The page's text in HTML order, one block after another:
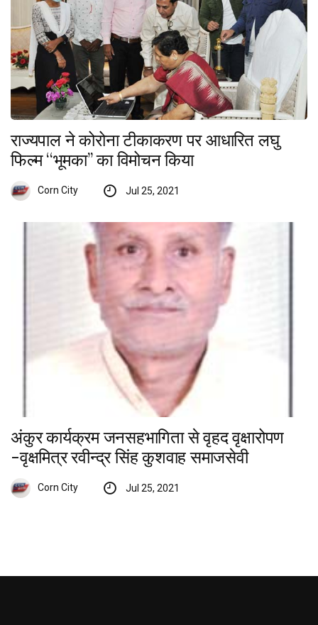
राज्यपाल ने कोरोना टीकाकरण पर आधारित लघु
फिल्म ‘‘भूमका’’ का विमोचन किया
Corn City Jul 25, 2021
अंकुर कार्यक्रम जनसहभागिता से वृहद वृक्षारोपण
-वृक्षमित्र रवीन्द्र सिंह कुशवाह समाजसेवी
Corn City Jul 25, 2021